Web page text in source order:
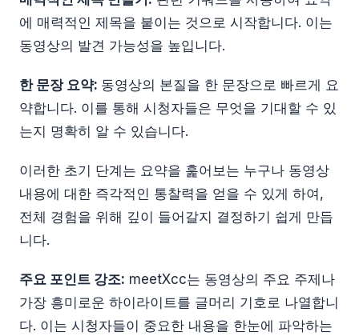
에 매력적인 제목을 붙이는 것으로 시작합니다. 이는
동영상의 발견 가능성을 높입니다.
한 문장 요약: 동영상의 본질을 한 문장으로 빠르게 요
약합니다. 이를 통해 시청자들은 무엇을 기대할 수 있
는지 명확히 알 수 있습니다.
이러한 초기 단계는 요약을 훑어보는 누구나 동영상
내용에 대한 즉각적인 통찰력을 얻을 수 있게 하여,
전체 경험을 위해 깊이 들어갈지 결정하기 쉽게 만듭
니다.
주요 포인트 강조: meetXcc는 동영상의 주요 주제나
가장 흥미로운 하이라이트를 글머리 기호로 나열합니
다. 이는 시청자들이 중요한 내용을 한눈에 파악하는